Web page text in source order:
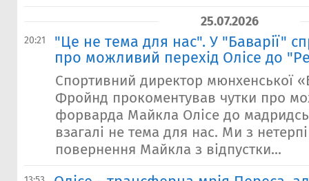
25.07.2026
20:21
"Це не тема для нас". У "Баварії"
про можливий перехід Олісе до
Спортивний директор мюнхенської
Фройнд прокоментував чутки про
форварда Майкла Олісе до
взагалі не тема для нас. Ми з
повернення Майкла з відпустки...